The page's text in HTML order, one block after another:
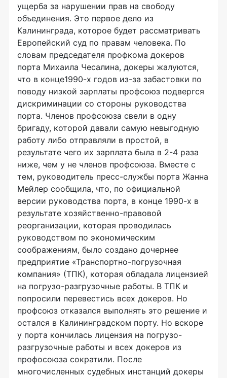
ущерба за нарушении прав на свободу
объединения. Это первое дело из
Калининграда, которое будет рассматривать
Европейский суд по правам человека. По
словам председателя профкома докеров
порта Михаила Чесалина, докеры жалуются,
что в конце1990-х годов из-за забастовки по
поводу низкой зарплаты профсоюз подвергся
дискриминации со стороны руководства
порта. Членов профсоюза свели в одну
бригаду, которой давали самую невыгодную
работу либо отправляли в простой, в
результате чего их зарплата была в 2-4 раза
ниже, чем у не членов профсоюза. Вместе с
тем, руководитель пресс-службы порта Жанна
Мейлер сообщила, что, по официальной
версии руководства порта, в конце 1990-х в
результате хозяйственно-правовой
реорганизации, которая проводилась
руководством по экономическим
соображениям, было создано дочернее
предприятие «Транспортно-погрузочная
компания» (ТПК), которая обладала лицензией
на погрузо-разгрузочные работы. В ТПК и
попросили перевестись всех докеров. Но
профсоюз отказался выполнять это решение и
остался в Калининградском порту. Но вскоре
у порта кончилась лицензия на погрузо-
разгрузочные работы и всех докеров из
профосоюза сократили. После
многочисленных судебных инстанций докеры